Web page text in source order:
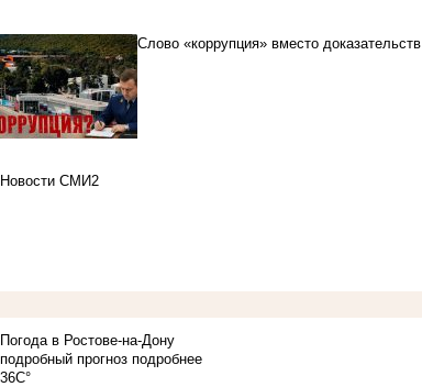
Слово «коррупция» вместо доказательств
Новости СМИ2
Погода в Ростове-на-Дону
подробный прогноз подробнее
36C°